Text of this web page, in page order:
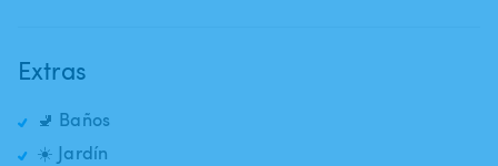
Extras
🚽 Baños
☀️ Jardín